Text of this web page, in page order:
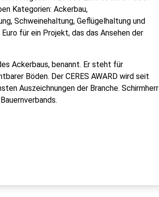
Kategorien: Ackerbau,
Schweinehaltung, Geflügelhaltung und
für ein Projekt, das das Ansehen der
Ackerbaus, benannt. Er steht für
Böden. Der CERES AWARD wird seit
Auszeichnungen der Branche. Schirmherr